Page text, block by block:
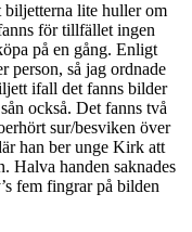
biljetterna lite huller om
för tillfället ingen
på en gång. Enligt
person, så jag ordnade
ifall det fanns bilder
också. Det fanns två
sur/besviken över
han ber unge Kirk att
Halva handen saknades
fem fingrar på bilden